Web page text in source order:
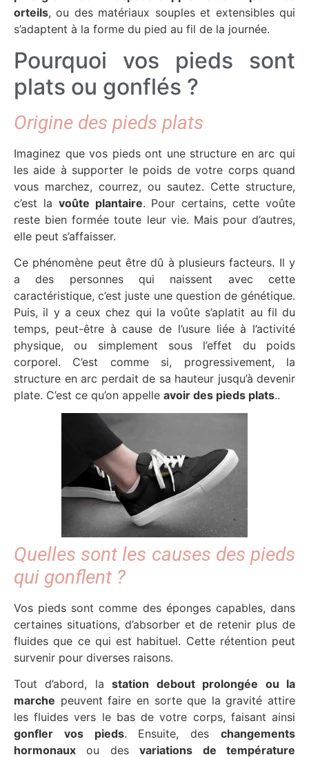
orteils, ou des matériaux souples et extensibles qui
s’adaptent à la forme du pied au fil de la journée.
Pourquoi vos pieds sont
plats ou gonflés ?
Origine des pieds plats
Imaginez que vos pieds ont une structure en arc qui
les aide à supporter le poids de votre corps quand
vous marchez, courrez, ou sautez. Cette structure,
c’est la voûte plantaire. Pour certains, cette voûte
reste bien formée toute leur vie. Mais pour d’autres,
elle peut s’affaisser.
Ce phénomène peut être dû à plusieurs facteurs. Il y
a des personnes qui naissent avec cette
caractéristique, c’est juste une question de génétique.
Puis, il y a ceux chez qui la voûte s’aplatit au fil du
temps, peut-être à cause de l’usure liée à l’activité
physique, ou simplement sous l’effet du poids
corporel. C’est comme si, progressivement, la
structure en arc perdait de sa hauteur jusqu’à devenir
plate. C’est ce qu’on appelle avoir des pieds plats..
Quelles sont les causes des pieds
qui gonflent ?
Vos pieds sont comme des éponges capables, dans
certaines situations, d’absorber et de retenir plus de
fluides que ce qui est habituel. Cette rétention peut
survenir pour diverses raisons.
Tout d’abord, lastation debout prolongée ou la
marche peuvent faire en sorte que la gravité attire
les fluides vers le bas de votre corps, faisant ainsi
gonfler vos pieds. Ensuite, deschangements
hormonaux ou desvariations de température